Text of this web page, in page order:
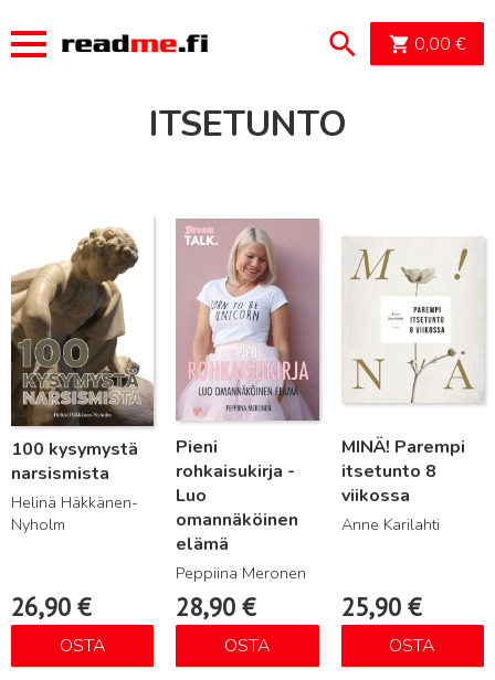
0,00 €
ITSETUNTO
100 kysymystä
narsismista
Helinä Häkkänen-
Nyholm
26,90 €
OSTA
Pieni
rohkaisukirja -
Luo
omannäköinen
elämä
Peppiina Meronen
28,90€
OSTA
Lue lisää
MINÄ! Parempi
itsetunto 8
viikossa
Anne Karilahti
25,90 €
OSTA